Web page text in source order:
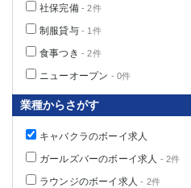
社保完備- 2件
制服貸与- 1件
食事つき - 2件
ニューオープン - 0件
業種からさがす
キャバクラのボーイ求人
ガールズバーのボーイ求人 - 2件
ラウンジのボーイ求人 - 2件